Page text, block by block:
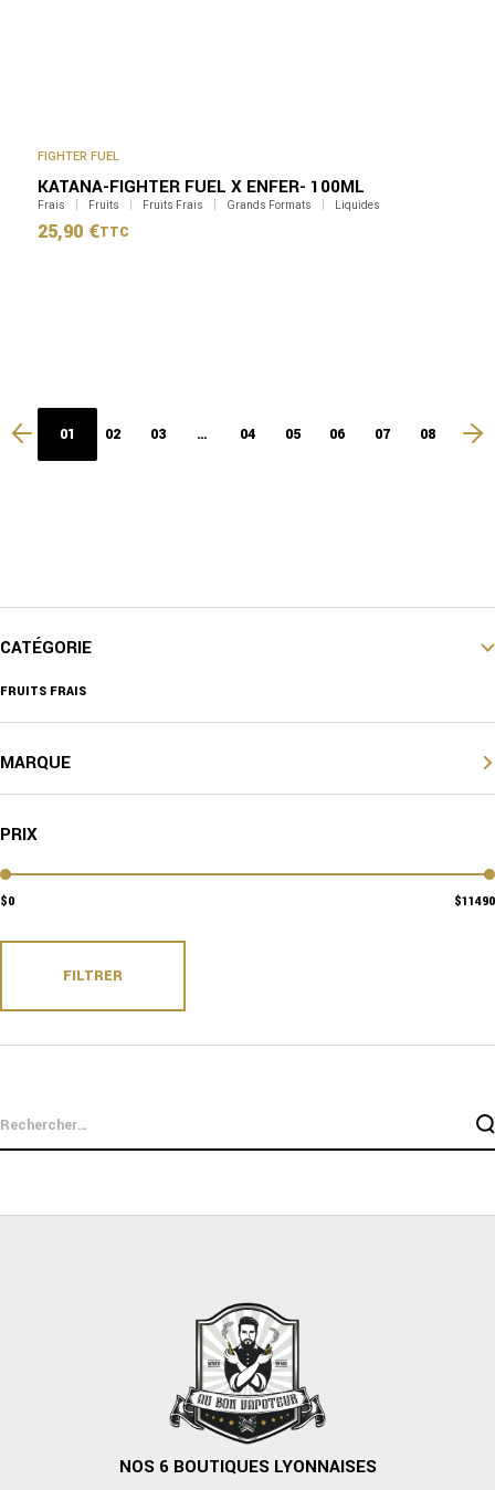
CATÉGORIE
FRUITS FRAIS
MARQUE
PRIX
0 11490
FILTRER
FIGHTER FUEL
KATANA-FIGHTER FUEL X ENFER- 100ML
Frais Fruits Fruits Frais Grands Formats Liquides
25,90 €TTC
01 02 03 … 04 05 06 07 08
NOS 6 BOUTIQUES LYONNAISES